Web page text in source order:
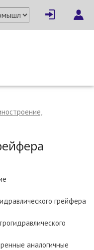
грейфера
аналогичные
поставщику
сообщение